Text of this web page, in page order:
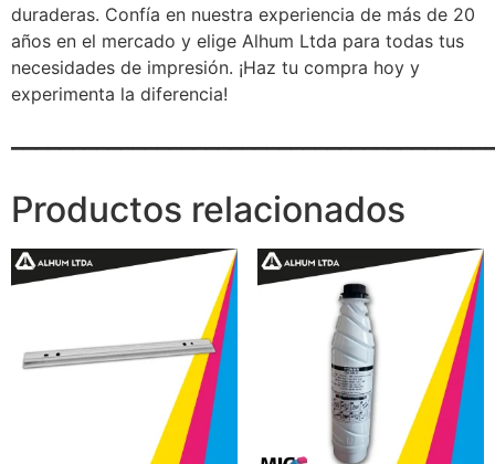
duraderas. Confía en nuestra experiencia de más de 20
años en el mercado y elige Alhum Ltda para todas tus
necesidades de impresión. ¡Haz tu compra hoy y
experimenta la diferencia!
Productos relacionados